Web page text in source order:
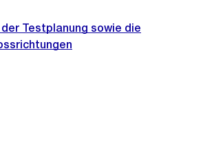
Testplanung sowie die